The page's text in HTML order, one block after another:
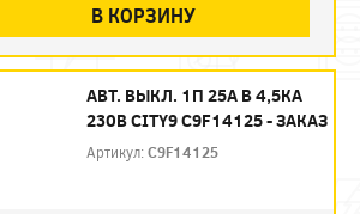
В КОРЗИНУ
АВТ. ВЫКЛ. 1П 25А B 4,5КА
230В CITY9 C9F14125 - ЗАКАЗ
Артикул:C9F14125